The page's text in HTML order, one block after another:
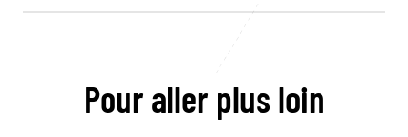
Pour aller plus loin